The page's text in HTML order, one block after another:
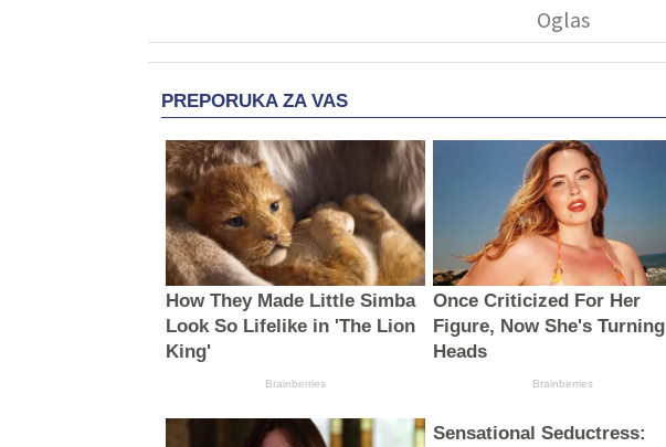
PREPORUKA ZA VAS
How They Made Little Simba
Look So Lifelike in 'The Lion
King'
Brainberries
Once Criticized For Her
Figure, Now She's Turning
Heads
Brainberries
Sensational Seductress: